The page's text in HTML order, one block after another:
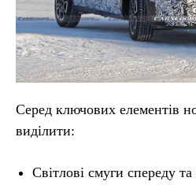
Серед ключових елементів
виділити:
Світлові смуги спереду